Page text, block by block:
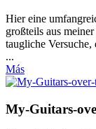
Hier eine
großteils aus
taugliche
...
Más
My-Guitars-